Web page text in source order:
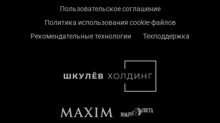
Пользовательское соглашение
Политика использования cookie-файлов
Рекомендательные технологии
Техподдержка